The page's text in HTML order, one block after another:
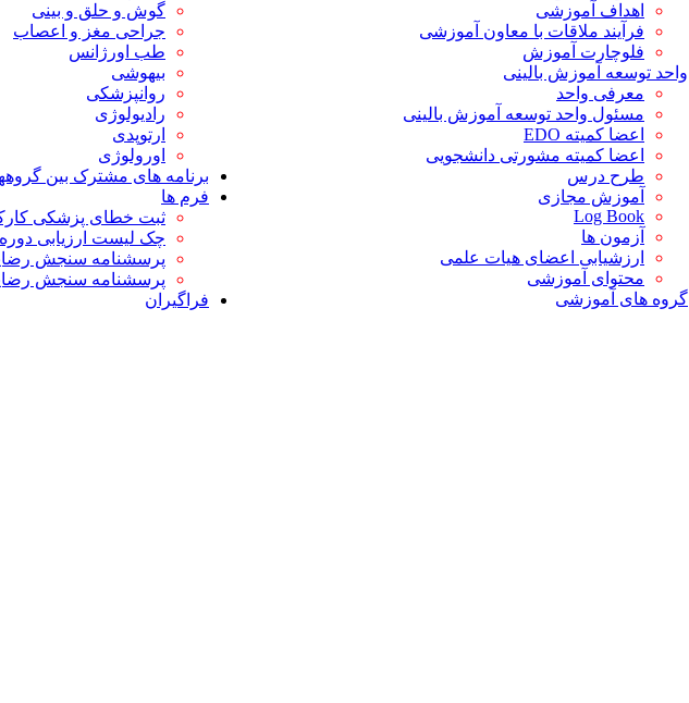
اهداف آموزشی
فرآیند ملاقات با معاون آموزشی
فلوچارت آموزش
واحد توسعه آموزش بالینی
معرفی واحد
مسئول واحد توسعه آموزش بالینی
اعضا کمیته EDO
اعضا کمیته مشورتی دانشجویی
طرح درس
آموزش مجازی
Log Book
آزمون ها
ارزشیابی اعضای هیات علمی
محتوای آموزشی
گروه های آموزشی
گوش و حلق و بینی
جراحی مغز و اعصاب
طب اورژانس
بیهوشی
روانپزشکی
رادیولوژی
ارتوپدی
اورولوژی
برنامه های مشترک بین
فرم ها
ثبت خطای پزشکی
چک لیست ارزیابی
پرسشنامه سنجش
پرسشنامه سنجش
فراگیران